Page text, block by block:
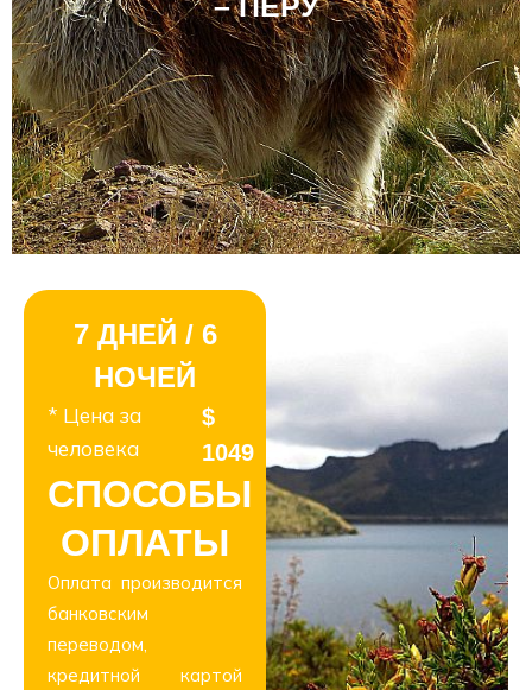
7 ДНЕЙ / 6
НОЧЕЙ
* Цена за
человека
$
1049
СПОСОБЫ
ОПЛАТЫ
Оплата производится
банковским
переводом,
кредитной картой